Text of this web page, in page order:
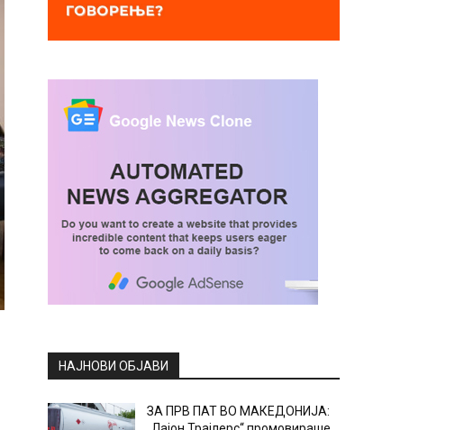
НАЈНОВИ ОБЈАВИ
ЗА ПРВ ПАТ ВО МАКЕДОНИЈА: